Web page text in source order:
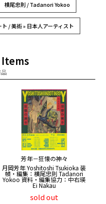
横尾忠則 / Tadanori Yokoo
ト / 美術 » 日本人アーティスト
芳年－狂懐の神々
月岡芳年 Yoshitoshi Tsukioka 装
幀・編集：横尾忠則 Tadanori
Yokoo 資料・編集協力：中右瑛
Ei Nakau
sold out